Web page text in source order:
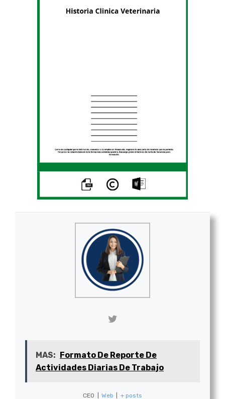
MAS: Formato De Reporte De
Actividades Diarias De Trabajo
CEO Web + posts